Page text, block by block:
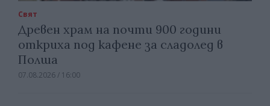
Свят
Древен храм на почти 900 години
откриха под кафене за сладолед в
Полша
07.08.2026 / 16:00